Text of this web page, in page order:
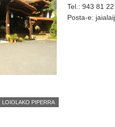
Tel.: 943 81 22
Posta-e:
LOIOLAKO PIPERRA